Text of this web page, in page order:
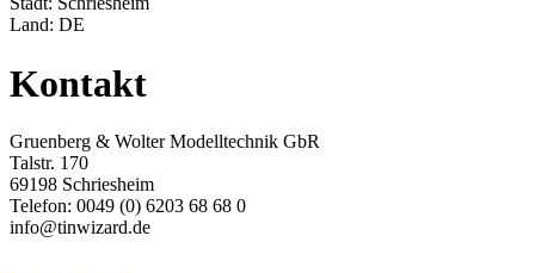
Land: DE
Kontakt
Gruenberg & Wolter Modelltechnik GbR
Talstr. 170
69198 Schriesheim
Telefon: 0049 (0) 6203 68 68 0
info@tinwizard.de